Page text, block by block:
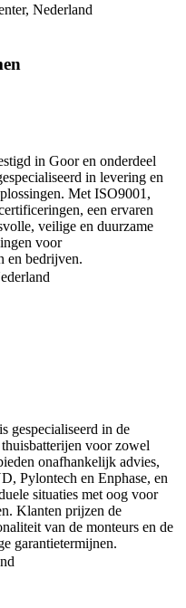
Nederland
in Goor en onderdeel
in levering en
Met ISO9001,
een ervaren
veilige en duurzame
voor
en bedrijven.
gespecialiseerd in de
voor zowel
onafhankelijk advies,
Pylontech en Enphase, en
situaties met oog voor
Klanten prijzen de
van de monteurs en de
garantietermijnen.